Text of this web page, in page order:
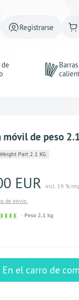
Registrarse
móvil de peso
Weight Part 2.1 KG
EUR
incl. 19 %
de envío.
Sofort
Peso 2,1 kg
En el carro de